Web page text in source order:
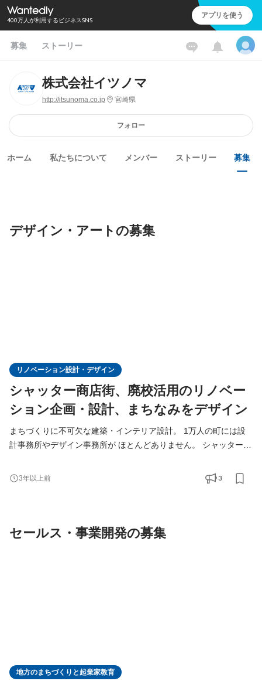
400万人が利用するビジネスSNS アプリを使う
募集 ストーリー
株式会社イツノマ
http://itsunoma.co.jp 宮崎県
フォロー
ホーム 私たちについて メンバー ストーリー 募集
デザイン・アートの募集
リノベーション設計・デザイン
シャッター商店街、廃校活用のリノベー
ション企画・設計、まちなみをデザイン
まちづくりに不可欠な建築・インテリア設計。 1万人の町には設
計事務所やデザイン事務所が ほとんどありません。 シャッター街
なみをよくしていくためにデザインは不可欠。 町外の建築家や設
計事務所、デザイナーに相談しても 町のことはよくわかりませ
3年以上前 3
セールス・事業開発の募集
地方のまちづくりと起業家教育